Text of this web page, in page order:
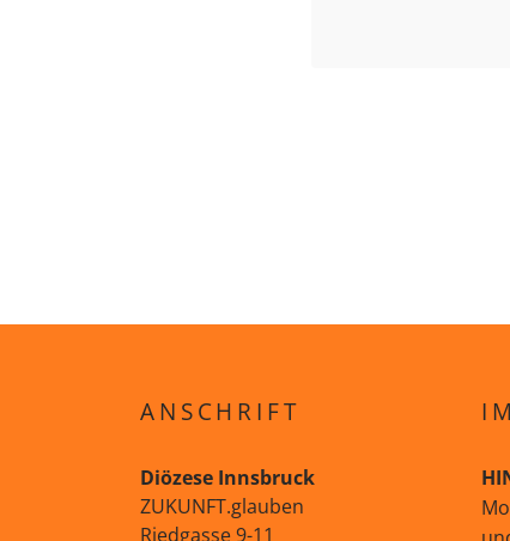
ANSCHRIFT
Diözese Innsbruck
ZUKUNFT.glauben
Riedgasse 9-11